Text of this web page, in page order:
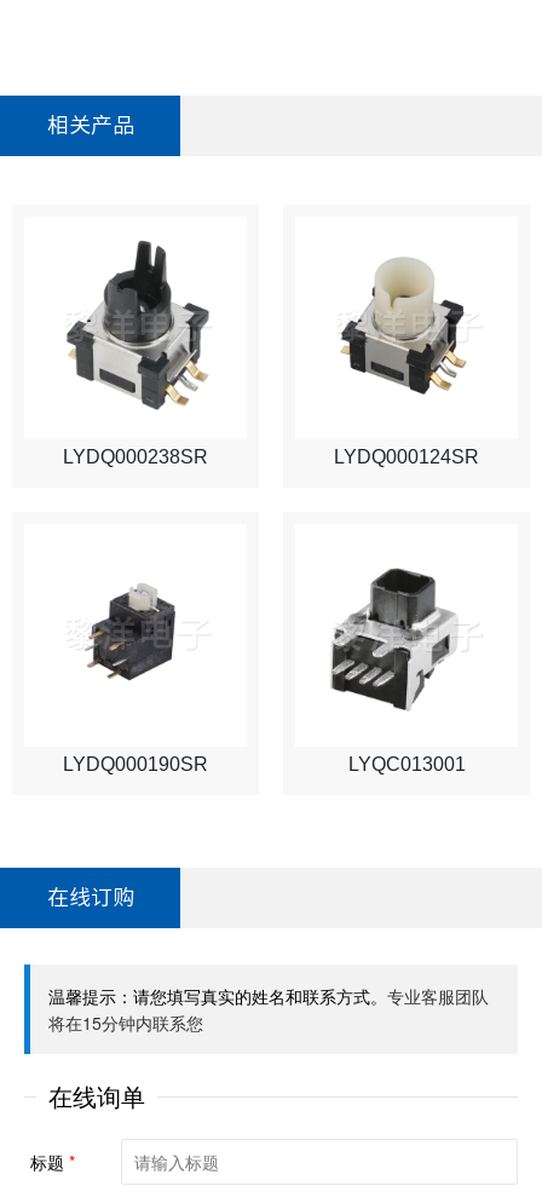
相关产品
LYDQ000238SR LYDQ000124SR
LYDQ000190SR LYQC013001
在线订购